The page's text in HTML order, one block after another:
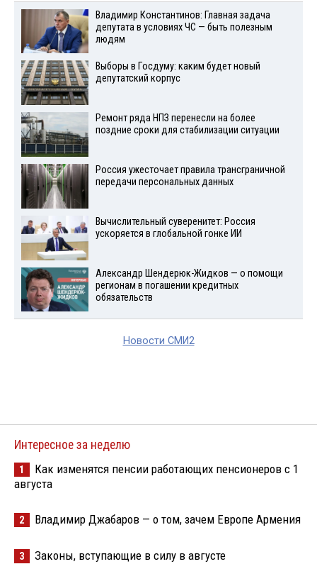
Владимир Константинов: Главная задача
депутата в условиях ЧС — быть полезным
людям
Выборы в Госдуму: каким будет новый
депутатский корпус
Ремонт ряда НПЗ перенесли на более
поздние сроки для стабилизации ситуации
Россия ужесточает правила трансграничной
передачи персональных данных
Вычислительный суверенитет: Россия
ускоряется в глобальной гонке ИИ
Александр Шендерюк-Жидков — о помощи
регионам в погашении кредитных
обязательств
Новости СМИ2
Интересное за неделю
1
Как изменятся пенсии работающих пенсионеров с 1
августа
2 Владимир Джабаров — о том, зачем Европе Армения
3 Законы, вступающие в силу в августе